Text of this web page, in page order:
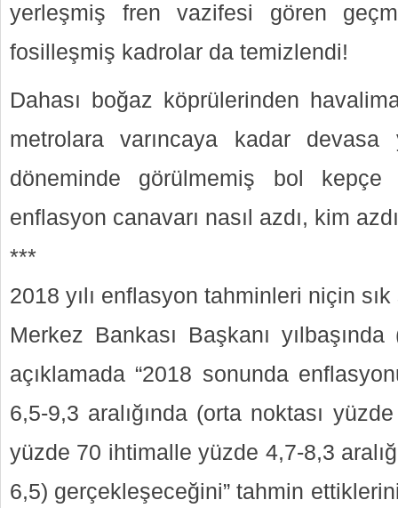
yerleşmiş fren vazifesi gören
fosilleşmiş kadrolar da temizlendi!
Dahası boğaz köprülerinden
metrolara varıncaya kadar devasa
döneminde görülmemiş bol
enflasyon canavarı nasıl azdı, kim
***
2018 yılı enflasyon tahminleri niçin
Merkez Bankası Başkanı
açıklamada “2018 sonunda
6,5-9,3 aralığında (orta noktası
yüzde 70 ihtimalle yüzde 4,7-8,3
6,5) gerçekleşeceğini” tahmin